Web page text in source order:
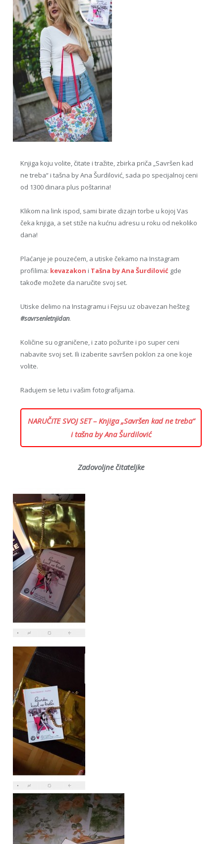
Knjiga koju volite, čitate i tražite, zbirka priča „Savršen kad
ne treba“ i tašna by Ana Šurdilović, sada po specijalnoj ceni
od 1300 dinara plus poštarina!
Klikom na link ispod, sami birate dizajn torbe u kojoj Vas
čeka knjiga, a set stiže na kućnu adresu u roku od nekoliko
dana!
Plaćanje je pouzećem, a utiske čekamo na Instagram
profilima: kevazakon i Tašna by Ana Šurdilović gde
takođe možete da naručite svoj set.
Utiske delimo na Instagramu i Fejsu uz obavezan hešteg
#savrsenletnjidan.
Količine su ograničene, i zato požurite i po super ceni
nabavite svoj set. Ili izaberite savršen poklon za one koje
volite.
Radujem se letu i vašim fotografijama.
NARUČITE SVOJ SET – Knjiga „Savršen kad ne treba“
i tašna by Ana Šurdilović
Zadovoljne čitateljke